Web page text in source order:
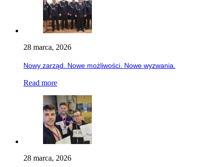
28 marca, 2026
Nowy zarząd. Nowe możliwości. Nowe wyzwania.
Read more
28 marca, 2026